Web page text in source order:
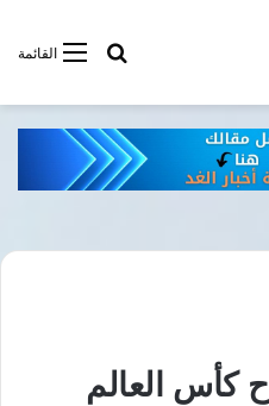
القائمةأبحت فى
كأس العالم